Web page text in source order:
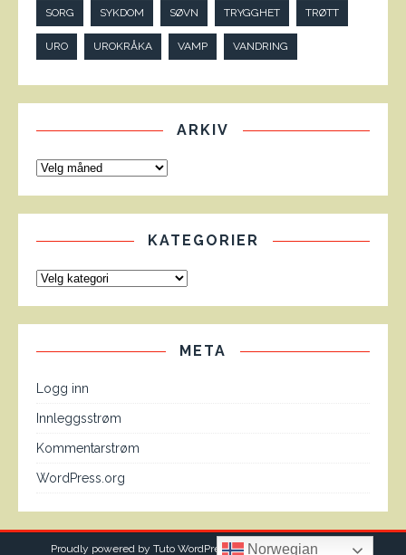
SORG SYKDOM SØVN TRYGGHET TRØTT
URO UROKRÅKA VAMP VANDRING
ARKIV
KATEGORIER
META
Logg inn
Innleggsstrøm
Kommentarstrøm
WordPress.org
Proudly powered by Tuto WordPress theme fromMH Themes
Norwegian